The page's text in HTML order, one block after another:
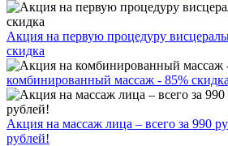
Акция на первую процедуру
скидка
комбинированный массаж - 85% скидка
Акция на массаж лица – всего за 990
рублей!